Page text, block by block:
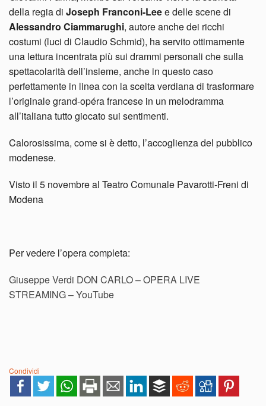
della regia di Joseph Franconi-Leee delle scene di
Alessandro Ciammarughi, autore anche dei ricchi
costumi (luci di Claudio Schmid), ha servito ottimamente
una lettura incentrata più sui drammi personali che sulla
spettacolarità dell’insieme, anche in questo caso
perfettamente in linea con la scelta verdiana di trasformare
l’originale grand-opéra francese in un melodramma
all’italiana tutto giocato sui sentimenti.
Calorosissima, come si è detto, l’accoglienza del pubblico
modenese.
Visto il 5 novembre al Teatro Comunale Pavarotti-Freni di
Modena
Per vedere l’opera completa:
Giuseppe Verdi DON CARLO – OPERA LIVE
STREAMING – YouTube
Condividi